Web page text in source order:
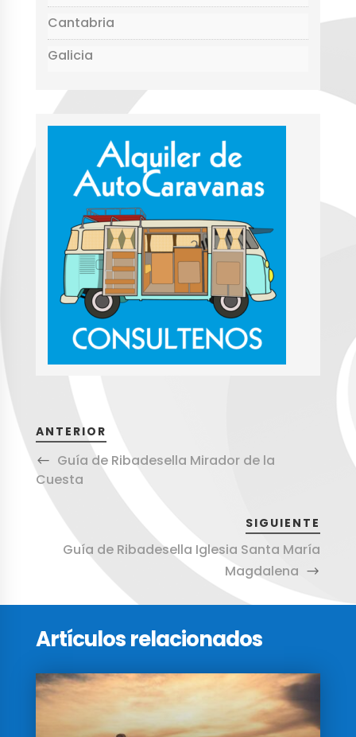
Cantabria
Galicia
ANTERIOR
Guía de Ribadesella Mirador de la
Cuesta
SIGUIENTE
Guía de Ribadesella Iglesia Santa María
Magdalena
Artículos relacionados